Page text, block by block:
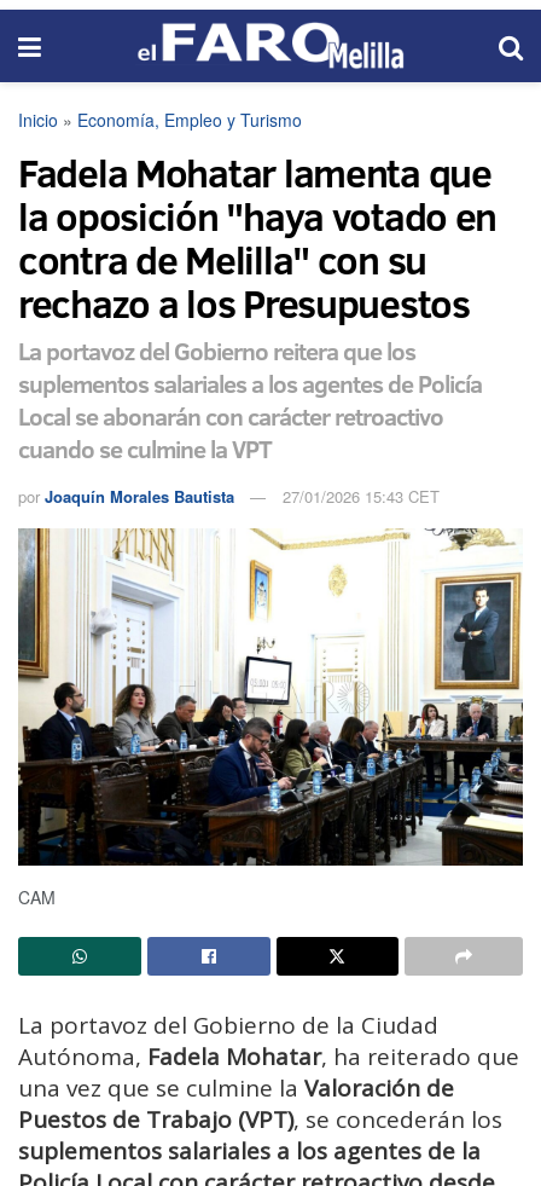
Inicio » Economía, Empleo y Turismo
Fadela Mohatar lamenta que
la oposición "haya votado en
contra de Melilla" con su
rechazo a los Presupuestos
La portavoz del Gobierno reitera que los
suplementos salariales a los agentes de Policía
Local se abonarán con carácter retroactivo
cuando se culmine la VPT
por Joaquín Morales Bautista 27/01/2026 15:43 CET
CAM
La portavoz del Gobierno de la Ciudad
Autónoma, Fadela Mohatar, ha reiterado que
una vez que se culmine la Valoración de
Puestos de Trabajo (VPT), se concederán los
suplementos salariales a los agentes de la